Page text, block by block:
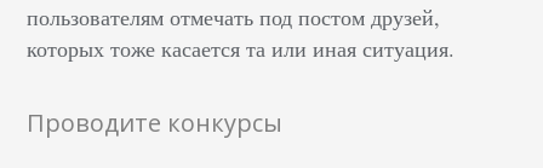
пользователям отмечать под постом друзей,
которых тоже касается та или иная ситуация.
Проводите конкурсы